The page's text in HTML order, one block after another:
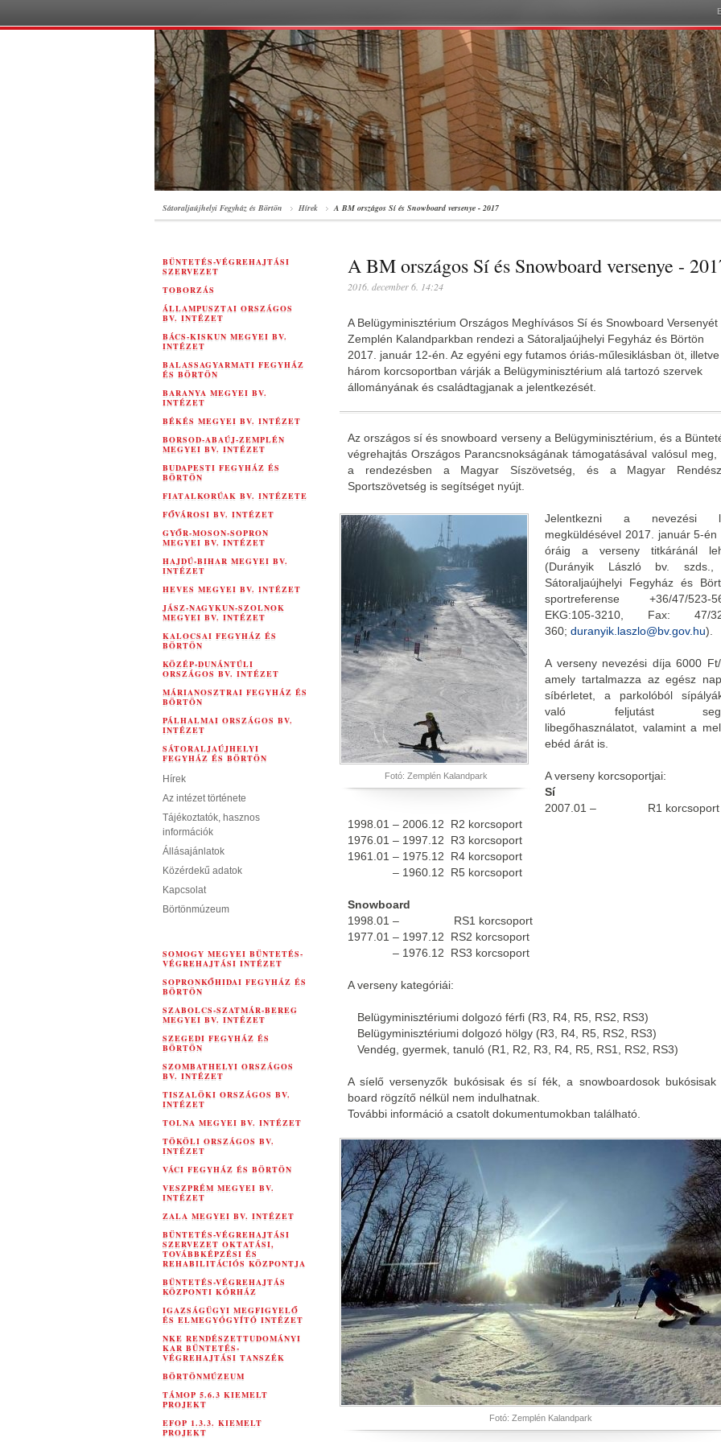
Sátoraljaújhelyi Fegyház és Börtön Hírek A BM országos Sí és Snowboard versenye - 2017
BÜNTETÉS-VÉGREHAJTÁSI
SZERVEZET
TOBORZÁS
ÁLLAMPUSZTAI ORSZÁGOS
BV. INTÉZET
BÁCS-KISKUN MEGYEI BV.
INTÉZET
BALASSAGYARMATI FEGYHÁZ
ÉS BÖRTÖN
BARANYA MEGYEI BV.
INTÉZET
BÉKÉS MEGYEI BV. INTÉZET
BORSOD-ABAÚJ-ZEMPLÉN
MEGYEI BV. INTÉZET
BUDAPESTI FEGYHÁZ ÉS
BÖRTÖN
FIATALKORÚAK BV. INTÉZETE
FŐVÁROSI BV. INTÉZET
GYŐR-MOSON-SOPRON
MEGYEI BV. INTÉZET
HAJDÚ-BIHAR MEGYEI BV.
INTÉZET
HEVES MEGYEI BV. INTÉZET
JÁSZ-NAGYKUN-SZOLNOK
MEGYEI BV. INTÉZET
KALOCSAI FEGYHÁZ ÉS
BÖRTÖN
KÖZÉP-DUNÁNTÚLI
ORSZÁGOS BV. INTÉZET
MÁRIANOSZTRAI FEGYHÁZ ÉS
BÖRTÖN
PÁLHALMAI ORSZÁGOS BV.
INTÉZET
SÁTORALJAÚJHELYI
FEGYHÁZ ÉS BÖRTÖN
Hírek
Az intézet története
Tájékoztatók, hasznos
információk
Állásajánlatok
Közérdekű adatok
Kapcsolat
Börtönmúzeum
SOMOGY MEGYEI BÜNTETÉS-
VÉGREHAJTÁSI INTÉZET
SOPRONKŐHIDAI FEGYHÁZ ÉS
BÖRTÖN
SZABOLCS-SZATMÁR-BEREG
MEGYEI BV. INTÉZET
SZEGEDI FEGYHÁZ ÉS
BÖRTÖN
SZOMBATHELYI ORSZÁGOS
BV. INTÉZET
TISZALÖKI ORSZÁGOS BV.
INTÉZET
TOLNA MEGYEI BV. INTÉZET
TÖKÖLI ORSZÁGOS BV.
INTÉZET
VÁCI FEGYHÁZ ÉS BÖRTÖN
VESZPRÉM MEGYEI BV.
INTÉZET
ZALA MEGYEI BV. INTÉZET
BÜNTETÉS-VÉGREHAJTÁSI
SZERVEZET OKTATÁSI,
TOVÁBBKÉPZÉSI ÉS
REHABILITÁCIÓS KÖZPONTJA
BÜNTETÉS-VÉGREHAJTÁS
KÖZPONTI KÓRHÁZ
IGAZSÁGÜGYI MEGFIGYELŐ
ÉS ELMEGYÓGYÍTÓ INTÉZET
NKE RENDÉSZETTUDOMÁNYI
KAR BÜNTETÉS-
VÉGREHAJTÁSI TANSZÉK
BÖRTÖNMÚZEUM
TÁMOP 5.6.3 KIEMELT
PROJEKT
EFOP 1.3.3. KIEMELT
PROJEKT
A BM országos Sí és Snowboard versenye -
2016. december 6. 14:24
A Belügyminisztérium Országos Meghívásos Sí és Snowboard Versenyét
Zemplén Kalandparkban rendezi a Sátoraljaújhelyi Fegyház és Börtön
2017. január 12-én. Az egyéni egy futamos óriás-műlesiklásban öt, illetve
három korcsoportban várják a Belügyminisztérium alá tartozó szervek
állományának és családtagjanak a jelentkezését.
Az országos sí és snowboard verseny a Belügyminisztérium, és a
végrehajtás Országos Parancsnokságának támogatásával valósul meg,
a rendezésben a Magyar Síszövetség, és a Magyar
Sportszövetség is segítséget nyújt.
Fotó: Zemplén Kalandpark
Jelentkezni a nevezési
megküldésével 2017. január 5-én
óráig a verseny titkáránál
(Durányik László bv.
Sátoraljaújhelyi Fegyház és
sportreferense +36/47/523-
EKG:105-3210, Fax: 47/
360; duranyik.laszlo@bv.gov.hu).
A verseny nevezési díja 6000
amely tartalmazza az egész
síbérletet, a parkolóból
való feljutást
libegőhasználatot, valamint a
ebéd árát is.
A verseny korcsoportjai:
Sí
2007.01 – R1 korcsoport
1998.01 – 2006.12 R2 korcsoport
1976.01 – 1997.12 R3 korcsoport
1961.01 – 1975.12 R4 korcsoport
– 1960.12 R5 korcsoport
Snowboard
1998.01 – RS1 korcsoport
1977.01 – 1997.12 RS2 korcsoport
– 1976.12 RS3 korcsoport
A verseny kategóriái:
Belügyminisztériumi dolgozó férfi (R3, R4, R5, RS2, RS3)
Belügyminisztériumi dolgozó hölgy (R3, R4, R5, RS2, RS3)
Vendég, gyermek, tanuló (R1, R2, R3, R4, R5, RS1, RS2, RS3)
A síelő versenyzők bukósisak és sí fék, a snowboardosok bukósisak
board rögzítő nélkül nem indulhatnak.
További információ a csatolt dokumentumokban található.
Fotó: Zemplén Kalandpark